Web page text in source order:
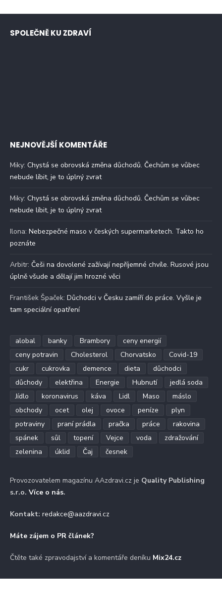
SPOLEČNĚ KU ZDRAVÍ
NEJNOVĚJŠÍ KOMENTÁŘE
Miky: Chystá se obrovská změna důchodů. Čechům se vůbec
nebude líbit, je to úplný zvrat
Miky: Chystá se obrovská změna důchodů. Čechům se vůbec
nebude líbit, je to úplný zvrat
Ilona: Nebezpečné maso v českých supermarketech. Takto ho
poznáte
Arbitr: Češi na dovolené zažívají nepříjemné chvíle. Rusové jsou
úplně všude a dělají jim hrozné věci
František Špaček: Důchodci v Česku zamíří do práce. Vyšle je
tam speciální opatření
alobal banky Brambory
ceny energií
ceny potravin
Cholesterol Chorvatsko
Covid-19
cukr
cukrovka demence dieta
důchodci
důchody
elektřina Energie Hubnutí
jedlá soda
Jídlo
koronavirus káva Lidl Maso
máslo
obchody
ocet olej ovoce peníze
plyn
potraviny
praní prádla pračka práce
rakovina
spánek
sůl topení Vejce voda
zdražování
zelenina
úklid Čaj česnek
Provozovatelem magazínu AAzdravi.cz je Quality Publishing
s.r.o. Více o nás.
Kontakt: redakce@aazdravi.cz
Máte zájem o PR článek?
Čtěte také zpravodajství a komentáře deníku Mix24.cz